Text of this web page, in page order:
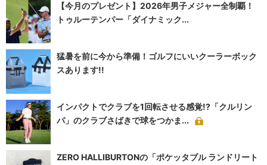
【今月のプレゼント】2026年男子メジャー全制覇！
トゥルーテンパー「ダイナミック...
猛暑を前に今から準備！ゴルフにいいクーラーボック
スあります!!
インパクトでクラブを1回転させる感覚!?「クルリン
パ」のクラブさばきで球をつかま...
ZERO HALLIBURTONの「ポケッタブル ランドリート